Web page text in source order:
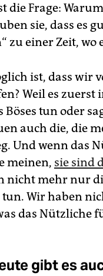
die Frage:
sie, dass es
zu einer Zeit, wo
ist, dass wir
Weil es
Böses tun oder
auch die, die
Und wenn das
meinen, sie sind
nicht mehr nur
tun. Wir haben
das Nützliche
gibt es